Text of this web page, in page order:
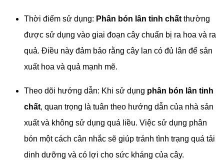
Thời điểm sử dụng: Phân bón lân tinh chất thường
được sử dụng vào giai đoạn cây chuẩn bị ra hoa và ra
quả. Điều này đảm bảo rằng cây lan có đủ lân để sản
xuất hoa và quả mạnh mẽ.
Theo dõi hướng dẫn: Khi sử dụng phân bón lân tinh
chất, quan trọng là tuân theo hướng dẫn của nhà sản
xuất và không sử dụng quá liều. Việc sử dụng phân
bón một cách cân nhắc sẽ giúp tránh tình trạng quá tải
dinh dưỡng và có lợi cho sức kháng của cây.